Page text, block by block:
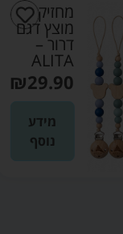
מחזיק
מוצץ דגם
דרור –
ALITA
₪29.90
מידע
נוסף